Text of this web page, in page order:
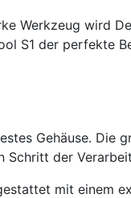
Werkzeug wird
S1 der perfekte
Gehäuse.
Schritt der
mit einem